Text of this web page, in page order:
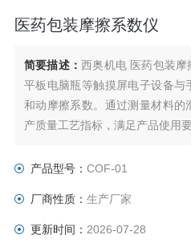
医药包装摩擦系数仪
简要描述：西奥机电 医药包装摩
平板电脑瓶等触摸屏电子设备与
和动摩擦系数。通过测量材料的
产质量工艺指标，满足产品使用要
产品型号： COF-01
厂商性质： 生产厂家
更新时间： 2026-07-28